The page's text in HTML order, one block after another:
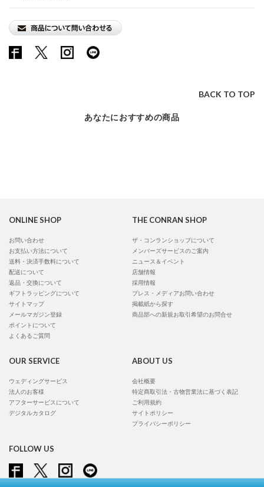
BACK TO TOP
あなたにおすすめの商品
ONLINE SHOP
お問い合わせ
お支払い方法について
送料・決済手数料について
配送について
返品・交換について
ギフトラッピングについて
サイトマップ
メールマガジン登録
ポイントについて
よくあるご質問
THE CONRAN SHOP
ザ・コンランショップについて
メンバーズサービスのご案内
ニュース＆イベント
店舗情報
採用情報
プレス・メディアお問い合わせ
掲載紙から探す
商品部への新規お取引希望のお問合せ
OUR SERVICE
ウェディングサービス
法人のお客様
アフターサービスについて
デジタルカタログ
ABOUT US
会社概要
特定商取引法・古物営業法に基づく表記
ご利用規約
サイトポリシー
プライバシーポリシー
FOLLOW US